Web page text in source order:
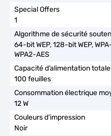
1
64-bit WEP, 128-bit WEP,
WPA2-AES
100 feuilles
12 W
Noir